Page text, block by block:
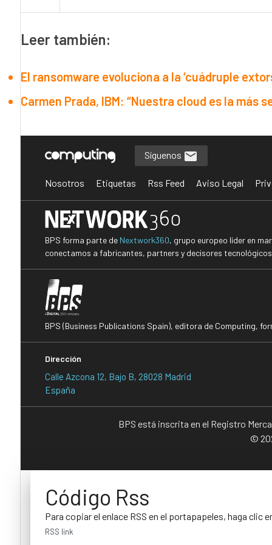
Leer también:
El ransomware evoluciona a la ‘cuádruple
Carmen Prada, IBM: “Nuestra cloud es la más
Síguenos
Nosotros Etiquetas Rss Feed Aviso Legal
BPS forma parte de Nextwork360, grupo europeo líder en
conectamos a fabricantes, partners y decisores
BPS (Business Publications Spain), editora de Computing,
Dirección
Calle Azcona 12, Bajo B, 28028 Madrid
España
BPS está inscrita en el Registro
©
Código Rss
Para copiar el enlace RSS en el portapapeles, haga clic
RSS link